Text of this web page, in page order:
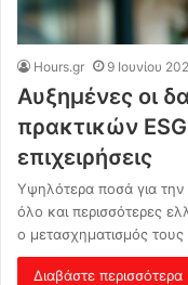
Hours.gr 9 Ιουνίου
Αυξημένες οι
πρακτικών
επιχειρήσεις
Yψηλότερα ποσά για
όλο και περισσότερες
ο μετασχηματισμός
Διαβάστε περισσότερα